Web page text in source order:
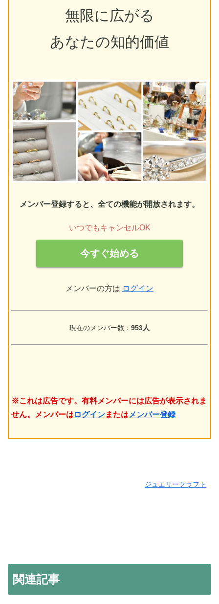
無限に広がる
あなたの知的価値
メンバー登録すると、全ての機能が開放されます。
いつでもキャンセルOK
今すぐ始める
メンバーの方は ログイン
現在のメンバー数： 953人
※これは広告です。有料メンバーには広告が表示されま
せん。メンバーは ログインまたは メンバー登録
ジュエリークラフト
関連記事